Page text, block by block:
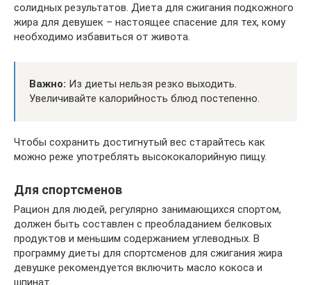
солидных результатов. Диета для сжигания подкожного
жира для девушек – настоящее спасение для тех, кому
необходимо избавиться от живота.
Важно: Из диеты нельзя резко выходить.
Увеличивайте калорийность блюд постепенно.
Чтобы сохранить достигнутый вес старайтесь как
можно реже употреблять высококалорийную пищу.
Для спортсменов
Рацион для людей, регулярно занимающихся спортом,
должен быть составлен с преобладанием белковых
продуктов и меньшим содержанием углеводных. В
программу диеты для спортсменов для сжигания жира
девушке рекомендуется включить масло кокоса и
шпинат.